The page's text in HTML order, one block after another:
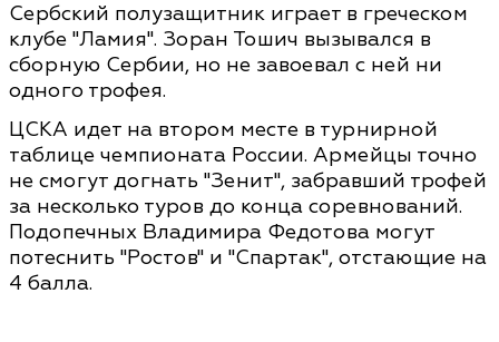
Сербский полузащитник играет в греческом
клубе "Ламия". Зоран Тошич вызывался в
сборную Сербии, но не завоевал с ней ни
одного трофея.
ЦСКА идет на втором месте в турнирной
таблице чемпионата России. Армейцы точно
не смогут догнать "Зенит", забравший трофей
за несколько туров до конца соревнований.
Подопечных Владимира Федотова могут
потеснить "Ростов" и "Спартак", отстающие на
4 балла.